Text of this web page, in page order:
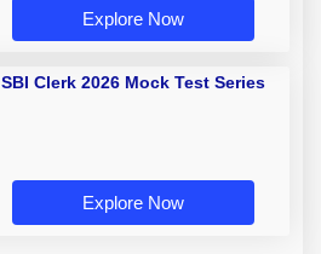
Explore Now
SBI Clerk 2026 Mock Test Series
Explore Now